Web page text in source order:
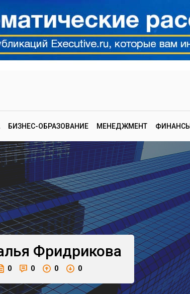
БИЗНЕС-ОБРАЗОВАНИЕ МЕНЕДЖМЕНТ ФИНАНСЫ
Фридрикова
0 0 0 0